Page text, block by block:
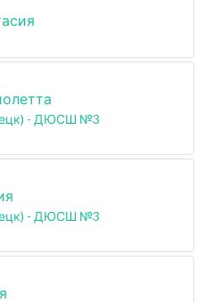
- ДЮСШ №3
- ДЮСШ №3